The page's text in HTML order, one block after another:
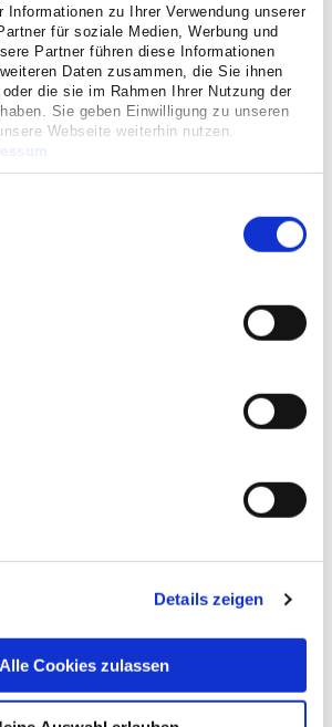
Informationen zu Ihrer Verwendung unserer
für soziale Medien, Werbung und
Partner führen diese Informationen
Daten zusammen, die Sie ihnen
die sie im Rahmen Ihrer Nutzung der
Sie geben Einwilligung zu unseren
Webseite weiterhin nutzen.
Details zeigen
Alle Cookies zulassen
und erleichtert die Ankunft in
eines Kindes sich an und setzen die
gehen werdenden Eltern viele Gedanken
und Ankunft in die Geburtsklinik
verlaufen. Damit dieses so
nun vorgesorgt: Auf dem Gelände des
nun, unweit des Eingangs, ein eigener
stellt sicher, dass das Auto bei Ankunft
abgestellt werden kann, während
Parkplatzsituation ja bekanntermaßen
in der Anmeldung zur Geburt erleben
das Thema den Eltern wirklich
Hannah Faourie, die leitende